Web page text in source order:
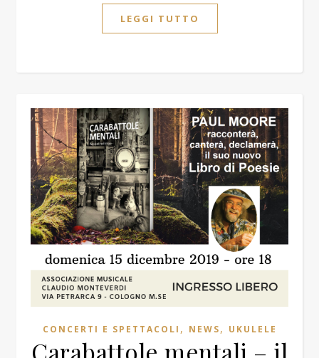
LEGGI TUTTO
CONCERTI E SPETTACOLI , NEWS, UKULELE